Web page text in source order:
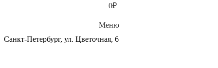
0₽
Меню
Санкт-Петербург, ул. Цветочная, 6